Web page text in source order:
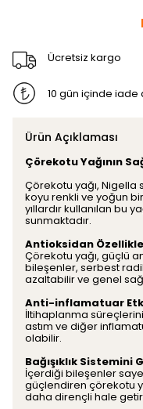
Ücretsiz kargo
10 gün içinde iade
Ürün Açıklaması
Çörekotu Yağının
Çörekotu yağı,
koyu renkli ve yoğun
yıllardır kullanılan bu
sunmaktadır.
Antioksidan
Çörekotu yağı, güçlü
bileşenler, serbest
azaltabilir ve genel
Anti-inflamatuar
İltihaplanma
astım ve diğer
olabilir.
Bağışıklık Sistemini
İçerdiği bileşenler
güçlendiren çörekotu
daha dirençli hale